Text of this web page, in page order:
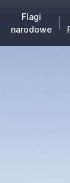
Flagi
narodowe